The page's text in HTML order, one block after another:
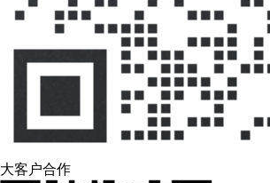
大客户合作